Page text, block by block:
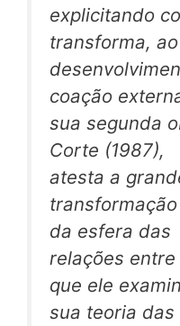
explicitando
transforma,
coação
sua segunda
Corte (1987),
atesta a
da esfera das
relações
que ele
sua teoria das